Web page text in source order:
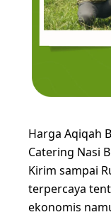
Harga Aqiqah
Catering Nasi
Kirim sampai
terpercaya
ekonomis